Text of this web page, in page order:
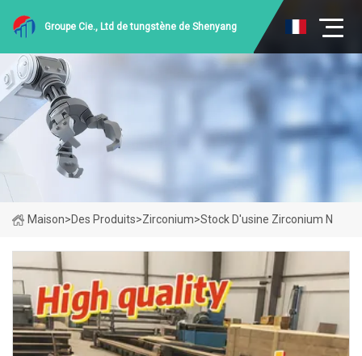
Groupe Cie., Ltd de tungstène de Shenyang
Maison>Des Produits>Zirconium>Stock D'usine Zirconium N